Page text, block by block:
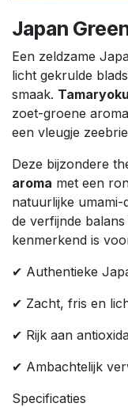
Japan
Een zeldzame
licht gekrulde
smaak.
zoet-groene
een vleugje
Deze bijzondere
aroma met een
natuurlijke
de verfijnde
kenmerkend is
✔ Authentieke
✔ Zacht, fris en
✔ Rijk aan
✔ Ambachtelijk
Specificaties